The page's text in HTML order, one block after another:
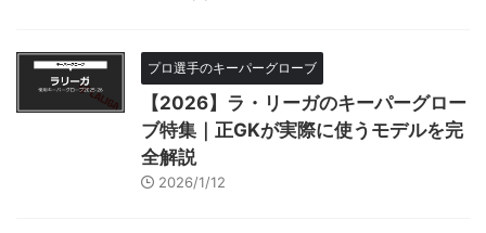
プロ選手のキーパーグローブ
【2026】ラ・リーガのキーパーグロー
ブ特集｜正GKが実際に使うモデルを完
全解説
2026/1/12